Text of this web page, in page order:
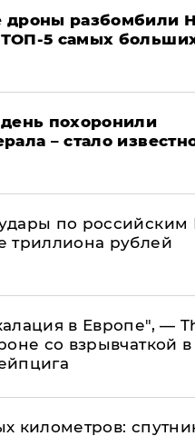
дроны разбомбили
5 самых
похоронили
– стало
по российским
триллиона рублей
в Европе", —
со взрывчаткой в
километров: